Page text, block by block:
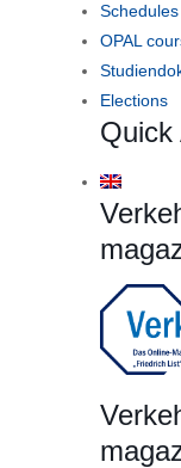
OPAL
Elections
Quick